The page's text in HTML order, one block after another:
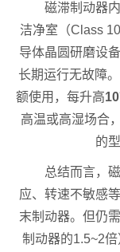
磁滞制动器
洁净室（Class
导体晶圆研磨设
长期运行无故障
额使用，每升高
高温或高湿场合
的
总结而言，
应、转速不敏感
末制动器。但仍
制动器的1.5~2